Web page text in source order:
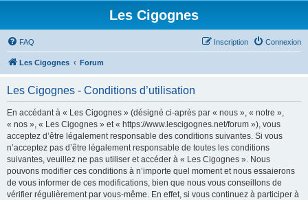
Les Cigognes
FAQ Connexion
Inscription
Les Cigognes Forum
Les Cigognes - Conditions d’utilisation
En accédant à « Les Cigognes » (désigné ci-après par « nous », « notre »,
« nos », « Les Cigognes » et « https://www.lescigognes.net/forum »), vous
acceptez d’être légalement responsable des conditions suivantes. Si vous
n’acceptez pas d’être légalement responsable de toutes les conditions
suivantes, veuillez ne pas utiliser et accéder à « Les Cigognes ». Nous
pouvons modifier ces conditions à n’importe quel moment et nous essaierons
de vous informer de ces modifications, bien que nous vous conseillons de
vérifier régulièrement par vous-même. En effet, si vous continuez à participer à